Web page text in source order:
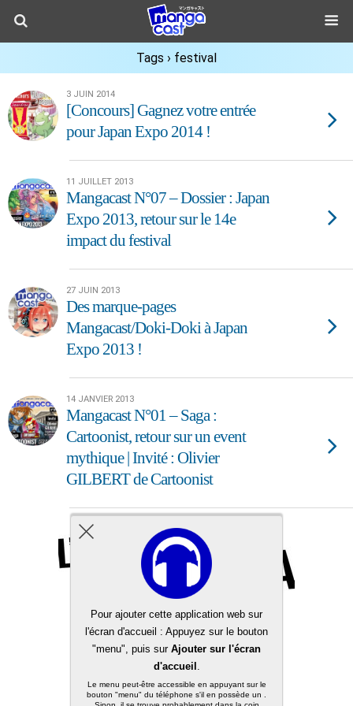
Tags › festival
3 JUIN 2014
[Concours] Gagnez votre entrée
pour Japan Expo 2014 !
11 JUILLET 2013
Mangacast N°07 – Dossier : Japan
Expo 2013, retour sur le 14e
impact du festival
27 JUIN 2013
Des marque-pages
Mangacast/Doki-Doki à Japan
Expo 2013 !
14 JANVIER 2013
Mangacast N°01 – Saga :
Cartoonist, retour sur un event
mythique | Invité : Olivier
GILBERT de Cartoonist